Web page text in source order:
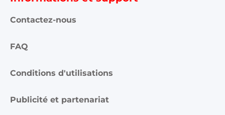
Contactez-nous
FAQ
Conditions d'utilisations
Publicité et partenariat